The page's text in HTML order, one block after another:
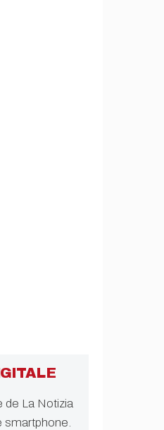
de La Notizia
smartphone.